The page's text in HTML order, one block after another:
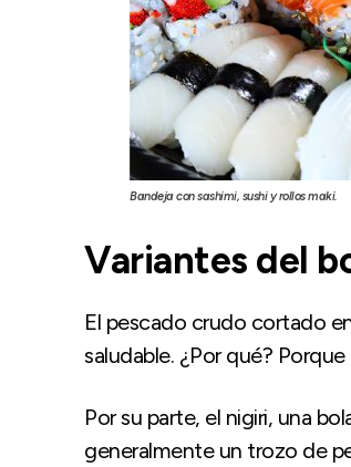
Bandeja con sashimi, sushi y rollos maki.
Variantes del
El pescado crudo cortado
saludable. ¿Por qué? Porque
Por su parte, el nigiri, una
generalmente un trozo de